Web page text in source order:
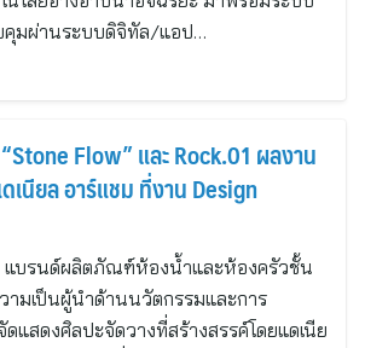
คุมผ่านระบบดิจิทัล/แอป…
Flow” และ Rock.01 ผลงาน
เนียล อาร์แชม ที่งาน Design
แบรนด์ผลิตภัณฑ์ห้องน้ำและห้องครัวชั้น
ามเป็นผู้นำด้านนวัตกรรมและการ
แสดงศิลปะจัดวางที่สร้างสรรค์โดยแดเนีย